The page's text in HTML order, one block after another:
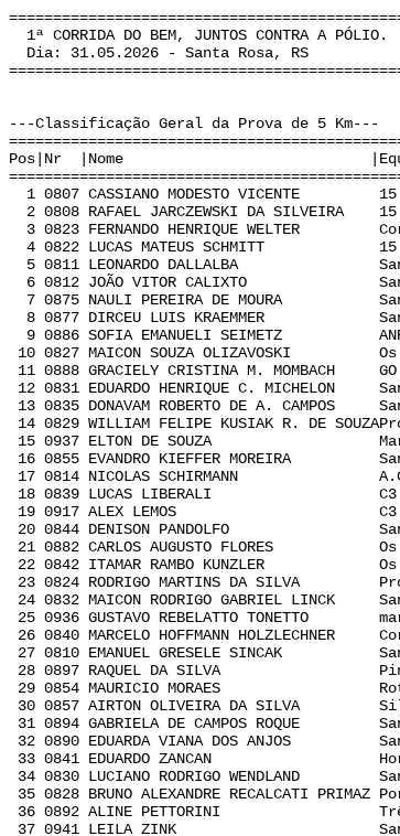
1ª CORRIDA DO BEM, JUNTOS CONTRA A PÓLIO.
Dia: 31.05.2026 - Santa Rosa, RS
---Classificação Geral da Prova de 5 Km---
Pos|Nr |Nome |Equipe
1 0807 CASSIANO MODESTO
2 0808 RAFAEL JARCZEWSKI DA
3 0823 FERNANDO HENRIQUE
4 0822 LUCAS MATEUS SCHMITT
5 0811 LEONARDO DALLALBA
6 0812 JOÃO VITOR CALIXTO
7 0875 NAULI PEREIRA DE MOURA
8 0877 DIRCEU LUIS KRAEMMER
9 0886 SOFIA EMANUELI SEIMETZ
10 0827 MAICON SOUZA
11 0888 GRACIELY CRISTINA M.
12 0831 EDUARDO HENRIQUE C.
13 0835 DONAVAM ROBERTO DE A.
14 0829 WILLIAM FELIPE KUSIAK R. DE
15 0937 ELTON DE SOUZA
16 0855 EVANDRO KIEFFER
17 0814 NICOLAS SCHIRMANN
18 0839 LUCAS LIBERALI C3
19 0917 ALEX LEMOS C3
20 0844 DENISON PANDOLFO
21 0882 CARLOS AUGUSTO
22 0842 ITAMAR RAMBO KUNZLER
23 0824 RODRIGO MARTINS DA
24 0832 MAICON RODRIGO GABRIEL
25 0936 GUSTAVO REBELATTO
26 0840 MARCELO HOFFMANN
27 0810 EMANUEL GRESELE SINCAK
28 0897 RAQUEL DA SILVA
29 0854 MAURICIO MORAES
30 0857 AIRTON OLIVEIRA DA SILVA
31 0894 GABRIELA DE CAMPOS
32 0890 EDUARDA VIANA DOS
33 0841 EDUARDO ZANCAN
34 0830 LUCIANO RODRIGO
35 0828 BRUNO ALEXANDRE RECALCATI
36 0892 ALINE PETTORINI Três
37 0941 LEILA ZINK Santa